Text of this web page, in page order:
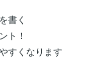
書く
ト！
すくなります